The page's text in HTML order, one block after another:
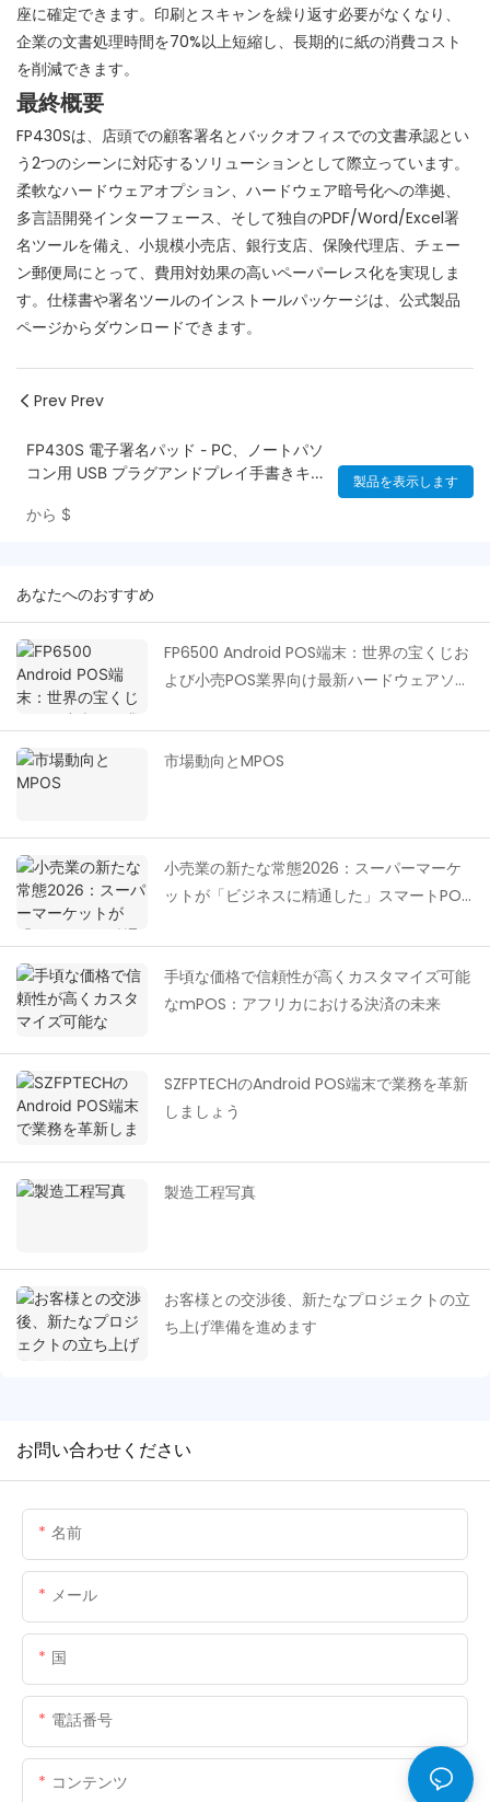
座に確定できます。印刷とスキャンを繰り返す必要がなくなり、
企業の文書処理時間を70%以上短縮し、長期的に紙の消費コスト
を削減できます。
最終概要
FP430Sは、店頭での顧客署名とバックオフィスでの文書承認とい
う2つのシーンに対応するソリューションとして際立っています。
柔軟なハードウェアオプション、ハードウェア暗号化への準拠、
多言語開発インターフェース、そして独自のPDF/Word/Excel署
名ツールを備え、小規模小売店、銀行支店、保険代理店、チェー
ン郵便局にとって、費用対効果の高いペーパーレス化を実現しま
す。仕様書や署名ツールのインストールパッケージは、公式製品
ページからダウンロードできます。
Prev Prev
FP430S 電子署名パッド - PC、ノートパソ
コン用 USB プラグアンドプレイ手書きキャ
準拠 | 契約書、配送書、法的文書への高解
から $
製品を表示します
あなたへのおすすめ
FP6500 Android POS端末：世界の宝くじお
よび小売POS業界向け最新ハードウェアソリ
市場動向とMPOS
小売業の新たな常態2026：スーパーマーケ
ットが「ビジネスに精通した」スマートPOS
手頃な価格で信頼性が高くカスタマイズ可能
なmPOS：アフリカにおける決済の未来
SZFPTECHのAndroid POS端末で業務を革新
しましょう
製造工程写真
お客様との交渉後、新たなプロジェクトの立
ち上げ準備を進めます
お問い合わせください
名前
メール
国
電話番号
コンテンツ